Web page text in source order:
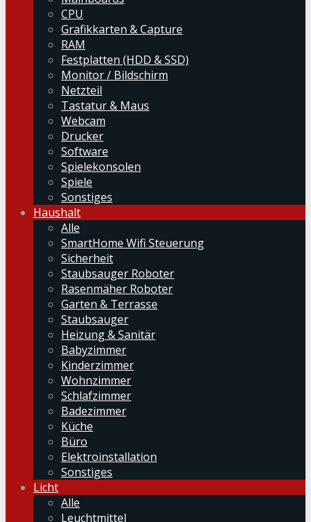
CPU
Grafikkarten & Capture
RAM
Festplatten (HDD & SSD)
Monitor / Bildschirm
Netzteil
Tastatur & Maus
Webcam
Drucker
Software
Spielekonsolen
Spiele
Sonstiges
Haushalt
Alle
SmartHome Wifi Steuerung
Sicherheit
Staubsauger Roboter
Rasenmäher Roboter
Garten & Terrasse
Staubsauger
Heizung & Sanitär
Babyzimmer
Kinderzimmer
Wohnzimmer
Schlafzimmer
Badezimmer
Küche
Büro
Elektroinstallation
Sonstiges
Licht
Alle
Leuchtmittel